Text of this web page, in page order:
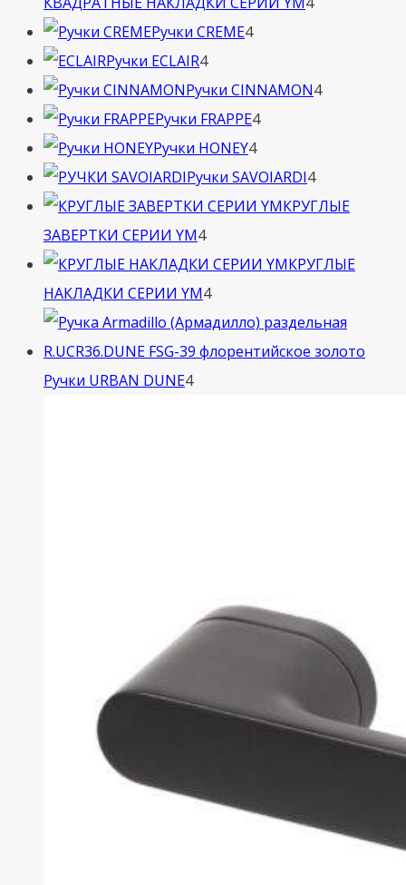
Ручки CREME44
Ручки ECLAIR44
товара
Ручки CINNAMON44
Ручки FRAPPE44
Ручки HONEY44
товара
Ручки SAVOIARDI44
товара
КРУГЛЫЕ
ЗАВЕРТКИ СЕРИИ YM44
товара
КРУГЛЫЕ
НАКЛАДКИ СЕРИИ YM44
товара
Ручки URBAN DUNE44